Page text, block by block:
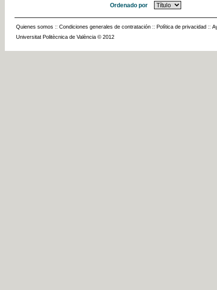
Ordenado por
Quienes somos :: Condiciones generales de contratación :: Política de privacidad ::
Universitat Politècnica de València © 2012